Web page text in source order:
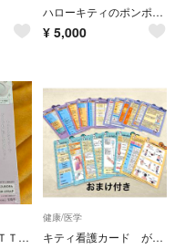
ハローキティのポンポンパック目覚まし時計ＢＯＯＫ
¥ 5,000
ＨＥＬＬＯ ＫＩＴＴＹ×ＢＲＩＬＭＹいつでもササッとお直しできるミラー付きビーズ
健康/医学
キティ看護カード がん化学療法ケアのポイントミニブック付き